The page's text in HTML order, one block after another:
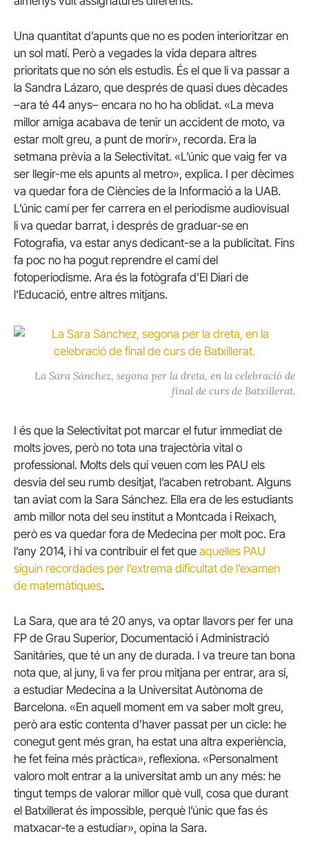
Una quantitat d’apunts que no es poden interioritzar en
un sol matí. Però a vegades la vida depara altres
prioritats que no són els estudis. És el que li va passar a
la Sandra Lázaro, que després de quasi dues dècades
–ara té 44 anys– encara no ho ha oblidat. «La meva
millor amiga acabava de tenir un accident de moto, va
estar molt greu, a punt de morir», recorda. Era la
setmana prèvia a la Selectivitat. «L’únic que vaig fer va
ser llegir-me els apunts al metro», explica. I per dècimes
va quedar fora de Ciències de la Informació a la UAB.
L’únic camí per fer carrera en el periodisme audiovisual
li va quedar barrat, i després de graduar-se en
Fotografia, va estar anys dedicant-se a la publicitat. Fins
fa poc no ha pogut reprendre el camí del
fotoperiodisme. Ara és la fotògrafa d’El Diari de
l’Educació, entre altres mitjans.
La Sara Sánchez, segona per la dreta, en la celebració de
final de curs de Batxillerat.
I és que la Selectivitat pot marcar el futur immediat de
molts joves, però no tota una trajectòria vital o
professional. Molts dels qui veuen com les PAU els
desvia del seu rumb desitjat, l’acaben retrobant. Alguns
tan aviat com la Sara Sánchez. Ella era de les estudiants
amb millor nota del seu institut a Montcada i Reixach,
però es va quedar fora de Medecina per molt poc. Era
l’any 2014, i hi va contribuir el fet que aquelles PAU
siguin recordades per l’extrema dificultat de l’examen
de matemàtiques.
La Sara, que ara té 20 anys, va optar llavors per fer una
FP de Grau Superior, Documentació i Administració
Sanitàries, que té un any de durada. I va treure tan bona
nota que, al juny, li va fer prou mitjana per entrar, ara sí,
a estudiar Medecina a la Universitat Autònoma de
Barcelona. «En aquell moment em va saber molt greu,
però ara estic contenta d’haver passat per un cicle: he
conegut gent més gran, ha estat una altra experiència,
he fet feina més pràctica», reflexiona. «Personalment
valoro molt entrar a la universitat amb un any més: he
tingut temps de valorar millor què vull, cosa que durant
el Batxillerat és impossible, perquè l’únic que fas és
matxacar-te a estudiar», opina la Sara.